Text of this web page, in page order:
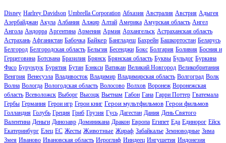
Disney Harlrey Davidson Umbrella Corporation Абхазия Австралия Австрия Адыгея
Азербайджан Акула Албания Алжир Алтай Америка Амурская область Ангел
Ангола Андорра Аргентина Армения Армия Архангельск Астраханская область
Астрахань Афганистан Бабочка Байкер Бангладеш Бахрейн Башкортостан Беларусь
Белгород Белгородская область Бельгия Бесенджи Бокс Болгария Боливия Босния и
Герцеговина Ботсвана Бразилия Брянск Брянская область Буквы Бульдог Буркина
Фасо Бурундук Бурятия Бутан Бэнкси Ватикан Великий Новгород Великобритания
Венгрия Венесуэла Владивосток Владимир Владимирская область Волгоград Волк
Волна Вологда Вологодская область Волосово Волхов Воронеж Воронежская
область Всеволожск Выборг Высоцк Вьетнам Габон Гана Гарри Поттер Гватемала
Гербы Германия Герои игр Герои книг Герои мультфильмов Герои фильмов
Голландия Голубь Греция Гриб Грузия Гусь Дагестан Дания День Святого
Валентина Деньги Динозавр Доминикана Дракон Европа Египет Еда Единорог Ейск
Екатеринбург Елец ЕС Жесты Животные Жираф Забайкалье Земноводные Зима
Змея Иваново Ивановская область Иероглиф Ииндеец Ингушетия Индонезия